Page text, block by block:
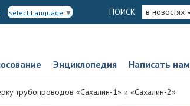
Select Language ▼ ПОИСК в новостях
Энциклопедия Написать нам
трубопроводов «Сахалин-1» и «Сахалин-2»